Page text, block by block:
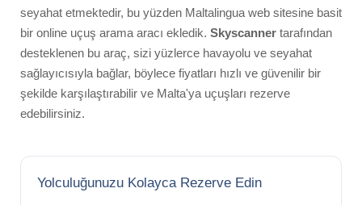
seyahat etmektedir, bu yüzden Maltalingua web sitesine basit
bir online uçuş arama aracı ekledik. Skyscanner tarafından
desteklenen bu araç, sizi yüzlerce havayolu ve seyahat
sağlayıcısıyla bağlar, böylece fiyatları hızlı ve güvenilir bir
şekilde karşılaştırabilir ve Malta'ya uçuşları rezerve
edebilirsiniz.
Yolculuğunuzu Kolayca Rezerve Edin